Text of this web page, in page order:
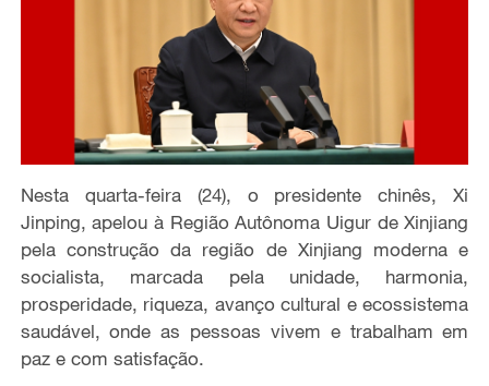
Nesta quarta-feira (24), o presidente chinês, Xi
Jinping, apelou à Região Autônoma Uigur de Xinjiang
pela construção da região de Xinjiang moderna e
socialista, marcada pela unidade, harmonia,
prosperidade, riqueza, avanço cultural e ecossistema
saudável, onde as pessoas vivem e trabalham em
paz e com satisfação.